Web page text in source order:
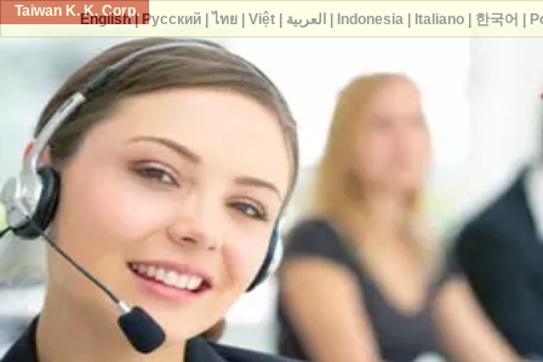
Taiwan K. K. Corp.
English| Русский| ไทย| Việt| العربية Indonesia| Italiano| 한국어